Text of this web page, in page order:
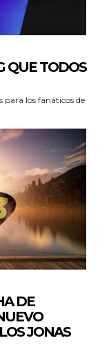
QUE TODOS
para los fanáticos de
DE
JONAS